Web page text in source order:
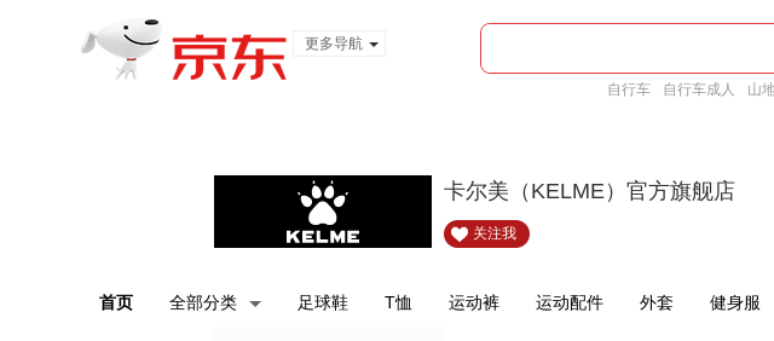
更多导航
自行车 自行车成人 山
卡尔美（KELME）官方旗舰店
关注我
首页 全部分类 足球鞋 T恤 运动裤 运动配件 外套 健身服